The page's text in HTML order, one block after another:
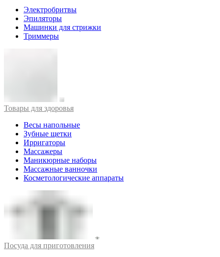
Электробритвы
Эпиляторы
Машинки для стрижки
Триммеры
Товары для здоровья
Весы напольные
Зубные щетки
Ирригаторы
Массажеры
Маникюрные наборы
Массажные ванночки
Косметологические аппараты
Посуда для приготовления